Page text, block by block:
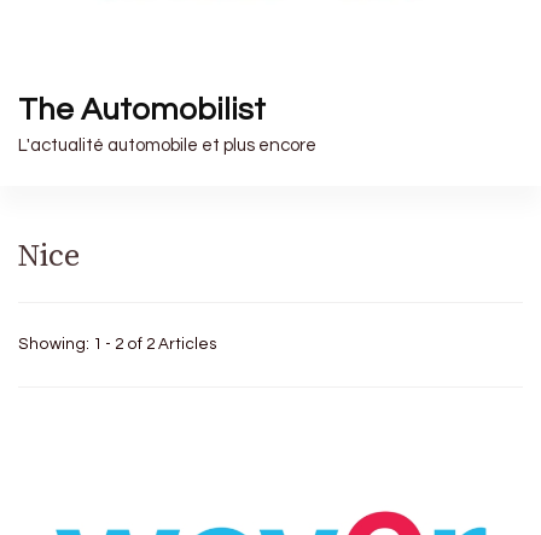
The Automobilist
L'actualité automobile et plus encore
Nice
Showing: 1 - 2 of 2 Articles